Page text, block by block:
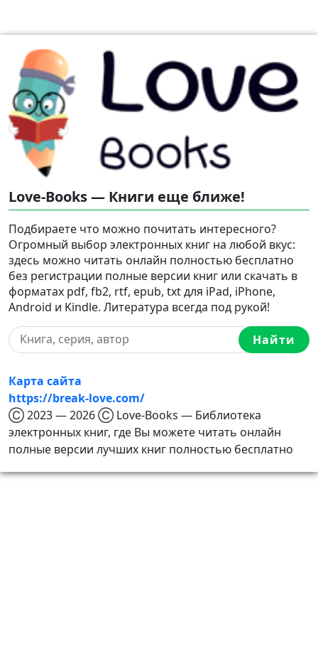
Love-Books — Книги еще ближе!
Подбираете что можно почитать интересного?
Огромный выбор электронных книг на любой вкус:
здесь можно читать онлайн полностью бесплатно
без регистрации полные версии книг или скачать в
форматах pdf, fb2, rtf, epub, txt для iPad, iPhone,
Android и Kindle. Литература всегда под рукой!
Найти
Карта сайта
https://break-love.com/
Ⓒ 2023 — 2026 Ⓒ Love-Books — Библиотека
электронных книг, где Вы можете читать онлайн
полные версии лучших книг полностью бесплатно